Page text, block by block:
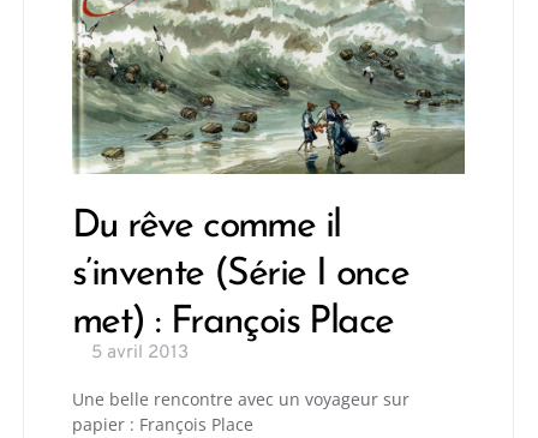
Du rêve comme il
s’invente (Série I once
met) : François Place
5 avril 2013
Une belle rencontre avec un voyageur sur
papier : François Place